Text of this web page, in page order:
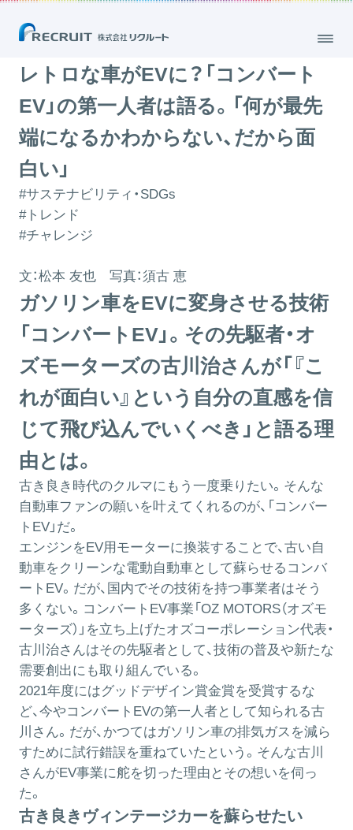
なるかわからない、だから面白い」
レトロな車がEVに？「コンバート
EV」の第一人者は語る。「何が最先
端になるかわからない、だから面
白い」
#サステナビリティ・SDGs
#トレンド
#チャレンジ
文：松本 友也 写真：須古 恵
ガソリン車をEVに変身させる技術
「コンバートEV」。その先駆者・オ
ズモーターズの古川治さんが「『こ
れが面白い』という自分の直感を信
じて飛び込んでいくべき」と語る理
由とは。
古き良き時代のクルマにもう一度乗りたい。そんな
自動車ファンの願いを叶えてくれるのが、「コンバー
トEV」だ。
エンジンをEV用モーターに換装することで、古い自
動車をクリーンな電動自動車として蘇らせるコンバ
ートEV。だが、国内でその技術を持つ事業者はそう
多くない。コンバートEV事業「OZ MOTORS（オズモ
ーターズ）」を立ち上げたオズコーポレーション代表・
古川治さんはその先駆者として、技術の普及や新たな
需要創出にも取り組んでいる。
2021年度にはグッドデザイン賞金賞を受賞するな
ど、今やコンバートEVの第一人者として知られる古
川さん。だが、かつてはガソリン車の排気ガスを減ら
すために試行錯誤を重ねていたという。そんな古川
さんがEV事業に舵を切った理由とその想いを伺っ
た。
古き良きヴィンテージカーを蘇らせたい